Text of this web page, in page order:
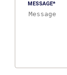
MESSAGE